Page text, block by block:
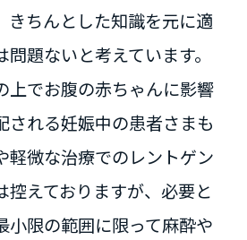
きちんとした知識を元に適
題ないと考えています。
上でお腹の赤ちゃんに影響
される妊娠中の患者さまも
軽微な治療でのレントゲン
控えておりますが、必要と
小限の範囲に限って麻酔や